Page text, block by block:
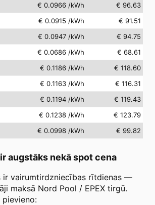
€ 0.0966 /kWh
€ 96.63
€ 0.0915 /kWh
€ 91.51
€ 0.0947 /kWh
€ 94.75
€ 0.0686 /kWh
€ 68.61
€ 0.1186 /kWh
€ 118.60
€ 0.1163 /kWh
€ 116.31
€ 0.1194 /kWh
€ 119.43
€ 0.1238 /kWh
€ 123.79
€ 0.0998 /kWh € 99.82
augstāks nekā spot cena
ir vairumtirdzniecības rītdienas —
maksā Nord Pool / EPEX tirgū.
pievieno: